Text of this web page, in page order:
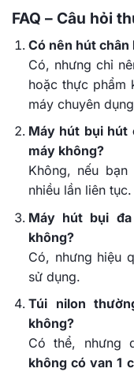
FAQ – Câu hỏi
Có nên hút
Có, nhưng chỉ
hoặc thực phẩm
máy chuyên
Máy hút bụi hút
máy không?
Không, nếu
nhiều lần liên tục.
Máy hút bụi
không?
Có, nhưng hiệu
sử dụng.
Túi nilon
không?
Có thể, nhưng
không có van 1